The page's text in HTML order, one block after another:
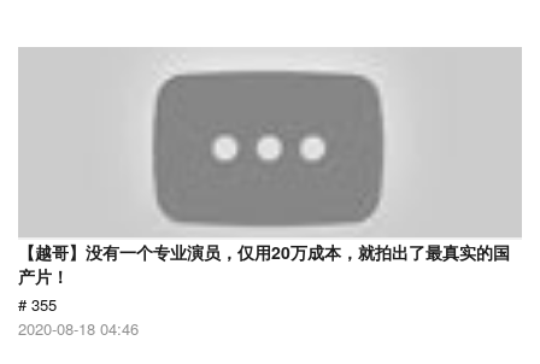
【越哥】没有一个专业演员，仅用20万成本，就拍出了最真实的国
产片！
# 355
2020-08-18 04:46